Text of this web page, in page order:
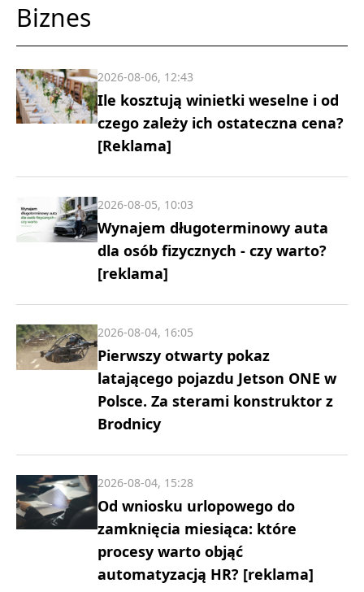
Biznes
Ile kosztują winietki weselne i od
czego zależy ich ostateczna cena?
[Reklama]
2026-08-06, 12:43
Wynajem długoterminowy auta
dla osób fizycznych - czy warto?
[reklama]
2026-08-05, 10:03
Pierwszy otwarty pokaz
latającego pojazdu Jetson ONE w
Polsce. Za sterami konstruktor z
Brodnicy
2026-08-04, 16:05
Od wniosku urlopowego do
zamknięcia miesiąca: które
procesy warto objąć
automatyzacją HR? [reklama]
2026-08-04, 15:28